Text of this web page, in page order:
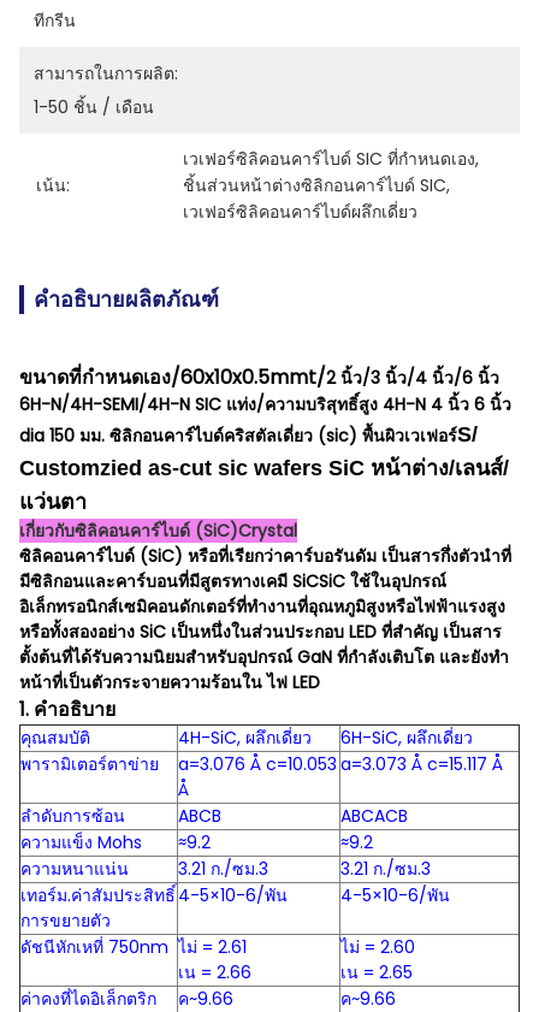
ทีกรีน
สามารถในการผลิต:
1-50 ชิ้น / เดือน
เน้น:
เวเฟอร์ซิลิคอนคาร์ไบด์ SIC ที่กำหนดเอง,
ชิ้นส่วนหน้าต่างซิลิกอนคาร์ไบด์ SIC,
เวเฟอร์ซิลิคอนคาร์ไบด์ผลึกเดี่ยว
คำอธิบายผลิตภัณฑ์
ขนาดที่กำหนดเอง/60x10x0.5mmt/2 นิ้ว/3 นิ้ว/4 นิ้ว/6 นิ้ว
6H-N/4H-SEMI/4H-N SIC แท่ง/ความบริสุทธิ์สูง 4H-N 4 นิ้ว 6 นิ้ว
dia 150 มม. ซิลิกอนคาร์ไบด์คริสตัลเดี่ยว (sic) พื้นผิวเวเฟอร์S/
Customzied as-cut sic wafers SiC หน้าต่าง/เลนส์/
แว่นตา
เกี่ยวกับซิลิคอนคาร์ไบด์ (SiC)Crystal
ซิลิคอนคาร์ไบด์ (SiC) หรือที่เรียกว่าคาร์บอรันดัม เป็นสารกึ่งตัวนำที่
มีซิลิกอนและคาร์บอนที่มีสูตรทางเคมี SiCSiC ใช้ในอุปกรณ์
อิเล็กทรอนิกส์เซมิคอนดักเตอร์ที่ทำงานที่อุณหภูมิสูงหรือไฟฟ้าแรงสูง
หรือทั้งสองอย่าง SiC เป็นหนึ่งในส่วนประกอบ LED ที่สำคัญ เป็นสาร
ตั้งต้นที่ได้รับความนิยมสำหรับอุปกรณ์ GaN ที่กำลังเติบโต และยังทำ
หน้าที่เป็นตัวกระจายความร้อนใน ไฟ LED
1. คำอธิบาย
คุณสมบัติ 4H-SiC, ผลึกเดี่ยว
6H-SiC, ผลึกเดี่ยว
พารามิเตอร์ตาข่าย
a=3.076 Å c=10.053
Å
a=3.073 Å c=15.117 Å
ลำดับการซ้อน ABCB
ABCACB
ความแข็ง Mohs
≈9.2
≈9.2
ความหนาแน่น
3.21 ก./ซม.3
3.21 ก./ซม.3
เทอร์ม.ค่าสัมประสิทธิ์
การขยายตัว
4-5×10-6/พัน 4-5×10-6/พัน
ดัชนีหักเหที่ 750nm ไม่ = 2.61
เน = 2.66
ไม่ = 2.60
เน = 2.65
ค่าคงที่ไดอิเล็กตริก
ค~9.66
ค~9.66